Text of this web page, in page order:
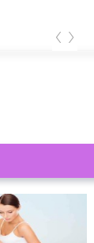
‹ ›